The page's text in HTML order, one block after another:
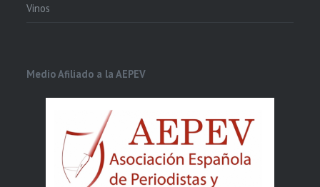
Vinos
Medio Afiliado a la AEPEV